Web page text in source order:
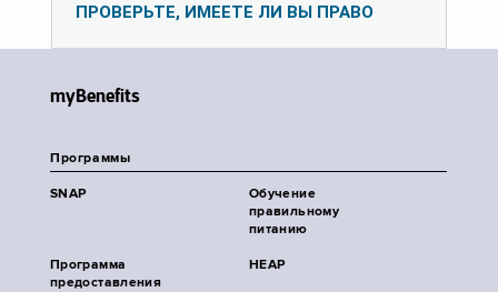
ПРОВЕРЬТЕ, ИМЕЕТЕ ЛИ ВЫ ПРАВО
myBenefits
Программы
SNAP
Обучение
правильному
питанию
Программа
предоставления
HEAP